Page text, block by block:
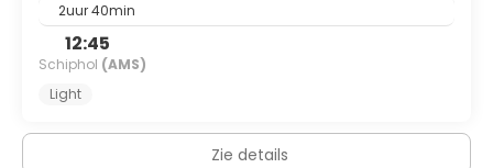
2uur 40min
12:45
Schiphol (AMS)
Light
Zie details